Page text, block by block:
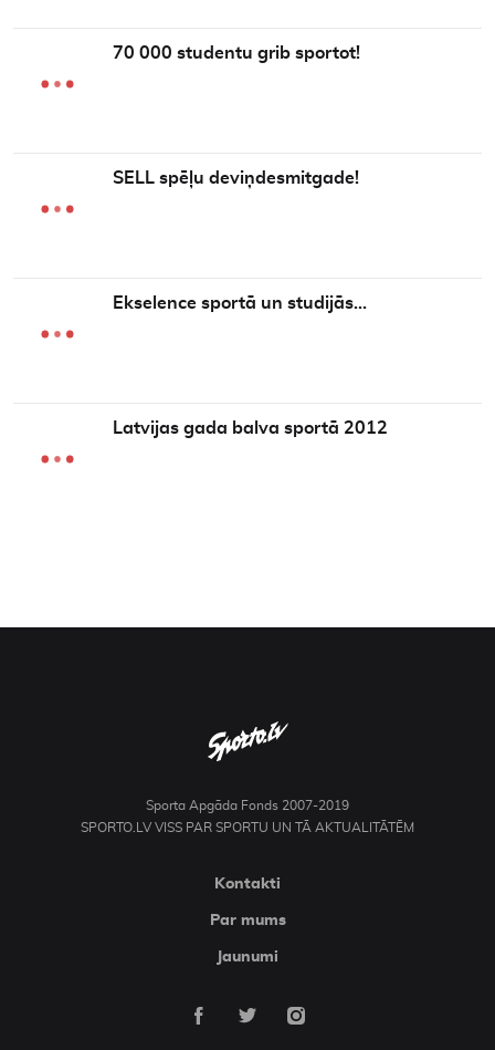
70 000 studentu grib sportot!
SELL spēļu deviņdesmitgade!
Ekselence sportā un studijās…
Latvijas gada balva sportā 2012
Sporta Apgāda Fonds 2007-2019
SPORTO.LV VISS PAR SPORTU UN TĀ AKTUALITĀTĒM
Kontakti
Par mums
Jaunumi